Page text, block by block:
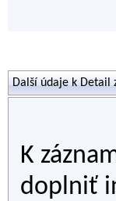
Další údaje k Detail
K
doplniť